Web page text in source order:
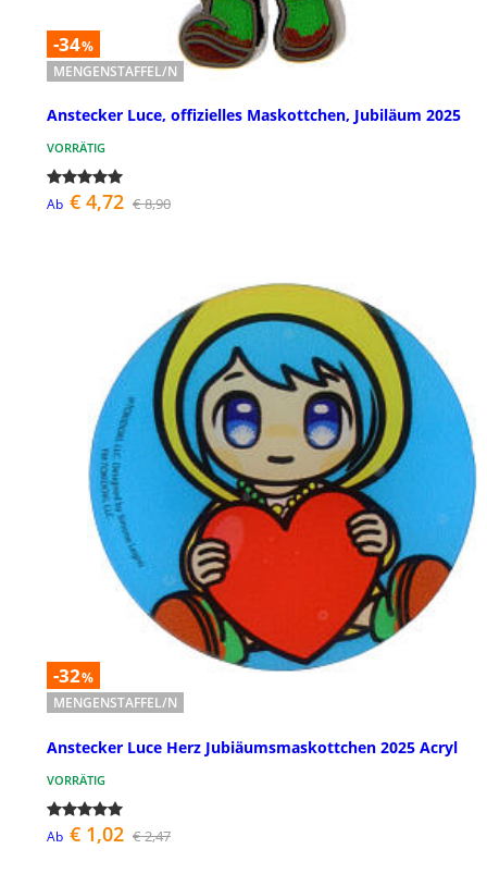
-34%
MENGENSTAFFEL/N
Anstecker Luce, offizielles Maskottchen, Jubiläum 2025
VORRÄTIG
Ab € 4,72 € 8,90
-32%
MENGENSTAFFEL/N
Anstecker Luce Herz Jubiäumsmaskottchen 2025 Acryl
VORRÄTIG
Ab € 1,02 € 2,47